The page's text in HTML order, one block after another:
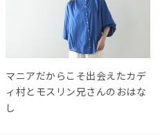
マニアだからこそ出会えたカデ
ィ村とモスリン兄さんのおはな
し